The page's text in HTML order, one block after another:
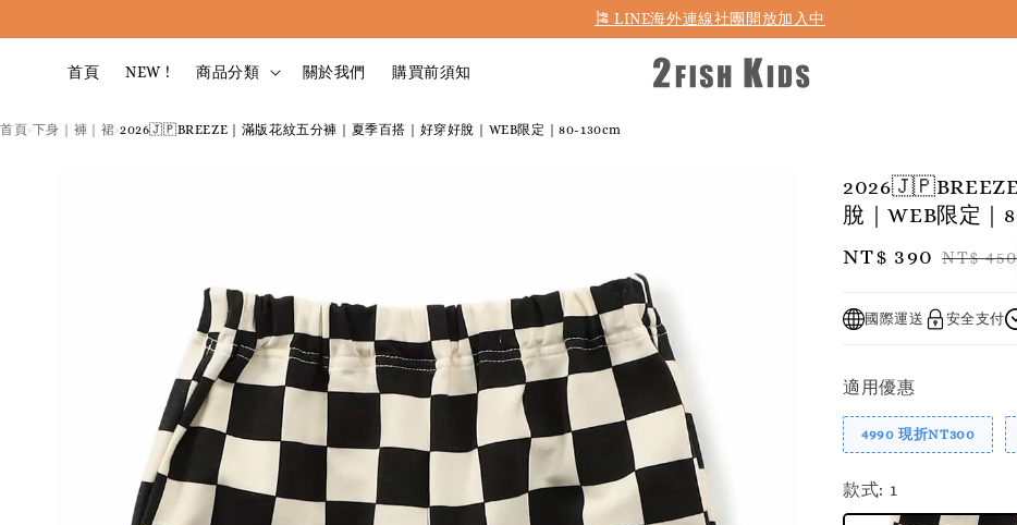
首購折50 ｜ 滿1,500 免運 ｜ 滿2,900 折140 ｜ 3%購物金
首頁 NEW ! 商品分類 關於我們 購買前須知
首頁›下身｜褲｜裙›2026🇯🇵BREEZE｜滿版花紋五分褲｜夏季百搭｜好穿好脫｜WEB限定｜80-130cm
脫｜WEB限定｜
Sale
NT$ 390 Regular
NT$ 450
國際運送 安全支付
適用優惠
4990 現折NT300
款式: 1